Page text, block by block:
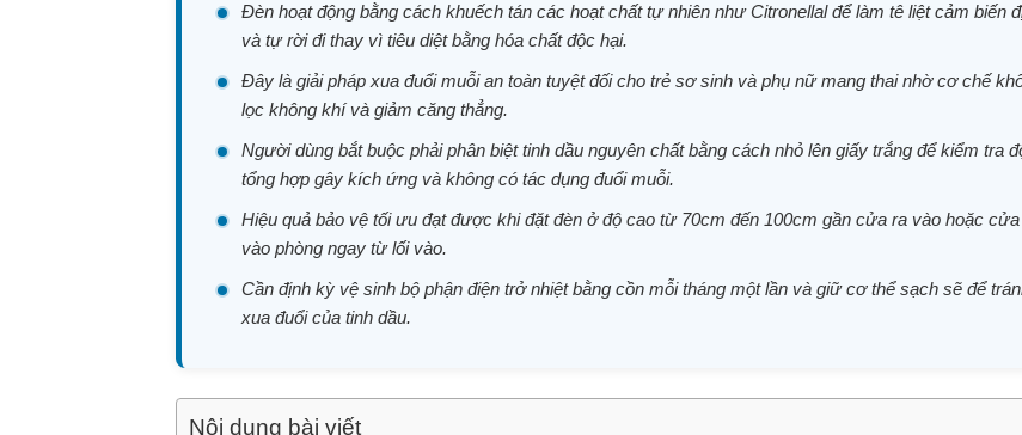
Đèn hoạt động bằng cách khuếch tán các hoạt chất tự nhiên như Citronellal để làm tê liệt cảm biến
và tự rời đi thay vì tiêu diệt bằng hóa chất độc hại.
Đây là giải pháp xua đuổi muỗi an toàn tuyệt đối cho trẻ sơ sinh và phụ nữ mang thai nhờ cơ chế
lọc không khí và giảm căng thẳng.
Người dùng bắt buộc phải phân biệt tinh dầu nguyên chất bằng cách nhỏ lên giấy trắng để kiểm tra
tổng hợp gây kích ứng và không có tác dụng đuổi muỗi.
Hiệu quả bảo vệ tối ưu đạt được khi đặt đèn ở độ cao từ 70cm đến 100cm gần cửa ra vào hoặc
vào phòng ngay từ lối vào.
Cần định kỳ vệ sinh bộ phận điện trở nhiệt bằng cồn mỗi tháng một lần và giữ cơ thể sạch sẽ để
xua đuổi của tinh dầu.
Nội dung bài viết